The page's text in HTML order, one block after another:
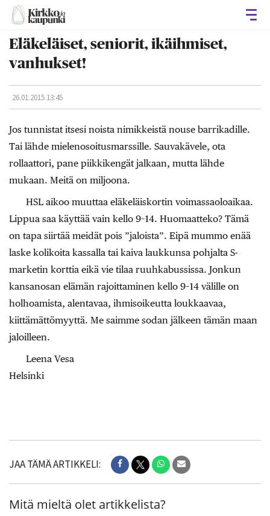
Eläkeläiset, seniorit, ikäihmiset,
vanhukset!
26.01.2015 13:45
Jos tunnistat itsesi noista nimikkeistä nouse barrikadille.
Tai lähde mielenosoitusmarssille. Sauvakävele, ota
rollaattori, pane piikkikengät jalkaan, mutta lähde
mukaan. Meitä on miljoona.
HSL aikoo muuttaa eläkeläiskortin voimassaoloaikaa.
Lippua saa käyttää vain kello 9–14. Huomaatteko? Tämä
on tapa siirtää meidät pois ”jaloista”. Eipä mummo enää
laske kolikoita kassalla tai kaiva laukkunsa pohjalta S-
marketin korttia eikä vie tilaa ruuhkabussissa. Jonkun
kansanosan elämän rajoittaminen kello 9–14 välille on
holhoamista, alentavaa, ihmisoikeutta loukkaavaa,
kiittämättömyyttä. Me saimme sodan jälkeen tämän maan
jaloilleen.
Leena Vesa
Helsinki
JAA TÄMÄ ARTIKKELI:
Mitä mieltä olet artikkelista?